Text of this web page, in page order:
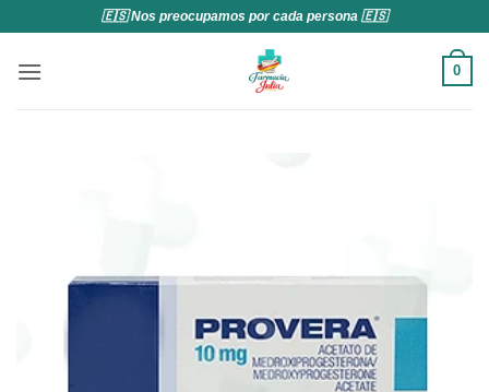
contenido
🇪🇸 Nos preocupamos por cada persona 🇪🇸
0